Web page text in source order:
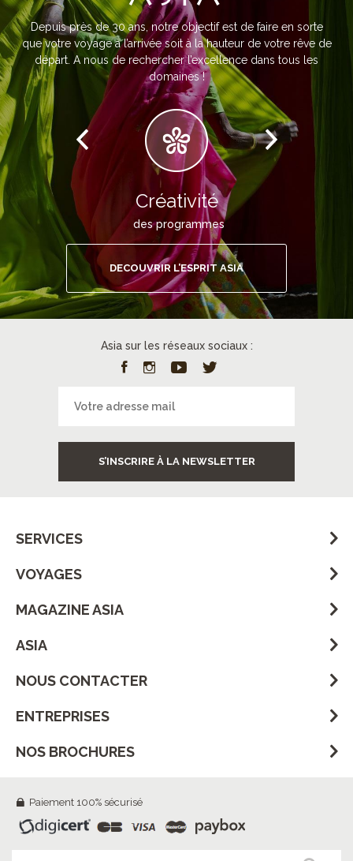
Depuis près de 30 ans, notre objectif est de faire en sorte
que votre voyage à l’arrivée soit à la hauteur de votre rêve de
départ. A nous de rechercher l’excellence dans tous les
domaines !
Créativité
des programmes
DECOUVRIR L’ESPRIT ASIA
Asia sur les réseaux sociaux :
S’INSCRIRE À LA NEWSLETTER
SERVICES
VOYAGES
MAGAZINE ASIA
ASIA
NOUS CONTACTER
ENTREPRISES
NOS BROCHURES
Paiement 100% sécurisé